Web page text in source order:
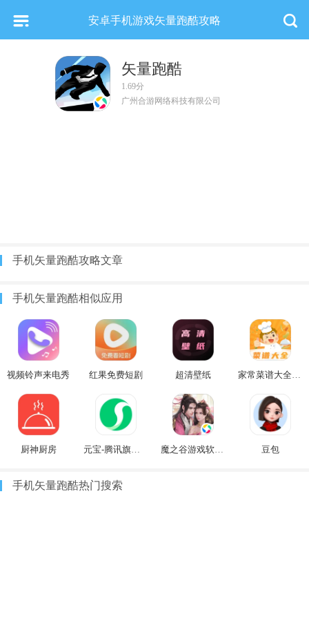
安卓手机游戏矢量跑酷攻略
矢量跑酷
1.69分
广州合游网络科技有限公司
手机矢量跑酷攻略文章
手机矢量跑酷相似应用
视频铃声来电秀 红果免费短剧 超清壁纸 家常菜谱大全软件
厨神厨房 元宝-腾讯旗下AI助手 魔之谷游戏软件V1.0 豆包
手机矢量跑酷热门搜索